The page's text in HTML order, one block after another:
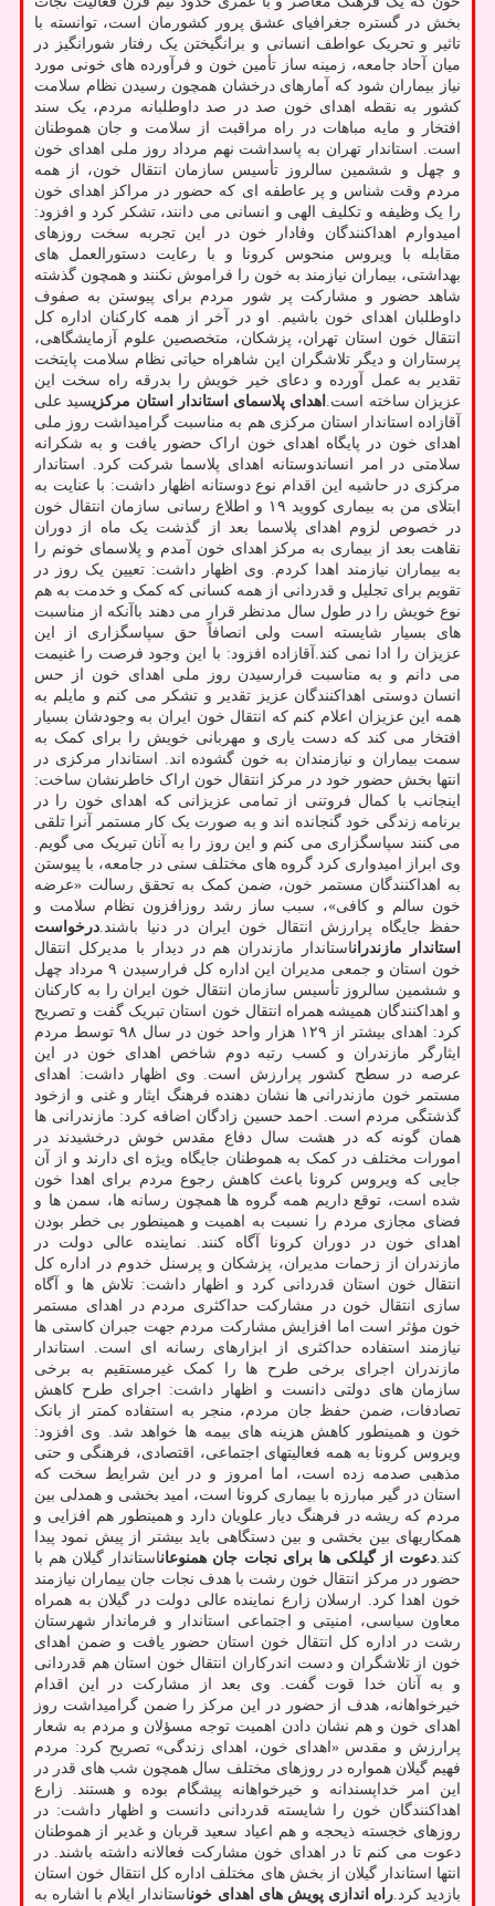
بخش در گستره جغرافیای عشق پرور کشورمان است، توانسته با
تاثیر و تحریک عواطف انسانی و برانگیختن یک رفتار شورانگیز در
میان آحاد جامعه، زمینه ساز تأمین خون و فرآورده های خونی مورد
نیاز بیماران شود که آمارهای درخشان همچون رسیدن نظام سلامت
کشور به نقطه اهدای خون صد در صد داوطلبانه مردم، یک سند
افتخار و مایه مباهات در راه مراقبت از سلامت و جان هموطنان
است. استاندار تهران به پاسداشت نهم مرداد روز ملی اهدای خون
و چهل و ششمین سالروز تأسیس سازمان انتقال خون، از همه
مردم وقت شناس و پر عاطفه ای که حضور در مراکز اهدای خون
را یک وظیفه و تکلیف الهی و انسانی می دانند، تشکر کرد و افزود:
امیدوارم اهداکنندگان وفادار خون در این تجربه سخت روزهای
مقابله با ویروس منحوس کرونا و با رعایت دستورالعمل های
بهداشتی، بیماران نیازمند به خون را فراموش نکنند و همچون گذشته
شاهد حضور و مشارکت پر شور مردم برای پیوستن به صفوف
داوطلبان اهدای خون باشیم. او در آخر از همه کارکنان اداره کل
انتقال خون استان تهران، پزشکان، متخصصین علوم آزمایشگاهی،
پرستاران و دیگر تلاشگران این شاهراه حیاتی نظام سلامت پایتخت
تقدیر به عمل آورده و دعای خیر خویش را بدرقه راه سخت این
عزیزان ساخته است. اهدای پلاسمای استاندار استان مرکزیسید علی
آقازاده استاندار استان مرکزی هم به مناسبت گرامیداشت روز ملی
اهدای خون در پایگاه اهدای خون اراک حضور یافت و به شکرانه
سلامتی در امر انساندوستانه اهدای پلاسما شرکت کرد. استاندار
مرکزی در حاشیه این اقدام نوع دوستانه اظهار داشت: با عنایت به
ابتلای من به بیماری کووید ۱۹ و اطلاع رسانی سازمان انتقال خون
در خصوص لزوم اهدای پلاسما بعد از گذشت یک ماه از دوران
نقاهت بعد از بیماری به مرکز اهدای خون آمدم و پلاسمای خونم را
به بیماران نیازمند اهدا کردم. وی اظهار داشت: تعیین یک روز در
تقویم برای تجلیل و قدردانی از همه کسانی که کمک و خدمت به هم
نوع خویش را در طول سال مدنظر قرار می دهند باآنکه از مناسبت
های بسیار شایسته است ولی انصافاً حق سپاسگزاری از این
عزیزان را ادا نمی کند.آقازاده افزود: با این وجود فرصت را غنیمت
می دانم و به مناسبت فرارسیدن روز ملی اهدای خون از حس
انسان دوستی اهداکنندگان عزیز تقدیر و تشکر می کنم و مایلم به
همه این عزیزان اعلام کنم که انتقال خون ایران به وجودشان بسیار
افتخار می کند که دست یاری و مهربانی خویش را برای کمک به
سمت بیماران و نیازمندان به خون گشوده اند. استاندار مرکزی در
انتها بخش حضور خود در مرکز انتقال خون اراک خاطرنشان ساخت:
اینجانب با کمال فروتنی از تمامی عزیزانی که اهدای خون را در
برنامه زندگی خود گنجانده اند و به صورت یک کار مستمر آنرا تلقی
می کنند سپاسگزاری می کنم و این روز را به آنان تبریک می گویم.
وی ابراز امیدواری کرد گروه های مختلف سنی در جامعه، با پیوستن
به اهداکنندگان مستمر خون، ضمن کمک به تحقق رسالت «عرضه
خون سالم و کافی»، سبب ساز رشد روزافزون نظام سلامت و
حفظ جایگاه پرارزش انتقال خون ایران در دنیا باشند. درخواست
استاندار مازندراناستاندار مازندران هم در دیدار با مدیرکل انتقال
خون استان و جمعی مدیران این اداره کل فرارسیدن ۹ مرداد چهل
و ششمین سالروز تأسیس سازمان انتقال خون ایران را به کارکنان
و اهداکنندگان همیشه همراه انتقال خون استان تبریک گفت و تصریح
کرد: اهدای بیشتر از ۱۲۹ هزار واحد خون در سال ۹۸ توسط مردم
ایثارگر مازندران و کسب رتبه دوم شاخص اهدای خون در این
عرصه در سطح کشور پرارزش است. وی اظهار داشت: اهدای
مستمر خون مازندرانی ها نشان دهنده فرهنگ ایثار و غنی و ازخود
گذشتگی مردم است. احمد حسین زادگان اضافه کرد: مازندرانی ها
همان گونه که در هشت سال دفاع مقدس خوش درخشیدند در
امورات مختلف در کمک به هموطنان جایگاه ویژه ای دارند و از آن
جایی که ویروس کرونا باعث کاهش رجوع مردم برای اهدا خون
شده است، توقع داریم همه گروه ها همچون رسانه ها، سمن ها و
فضای مجازی مردم را نسبت به اهمیت و همینطور بی خطر بودن
اهدای خون در دوران کرونا آگاه کنند. نماینده عالی دولت در
مازندران از زحمات مدیران، پزشکان و پرسنل خدوم در اداره کل
انتقال خون استان قدردانی کرد و اظهار داشت: تلاش ها و آگاه
سازی انتقال خون در مشارکت حداکثری مردم در اهدای مستمر
خون مؤثر است اما افزایش مشارکت مردم جهت جبران کاستی ها
نیازمند استفاده حداکثری از ابزارهای رسانه ای است. استاندار
مازندران اجرای برخی طرح ها را کمک غیرمستقیم به برخی
سازمان های دولتی دانست و اظهار داشت: اجرای طرح کاهش
تصادفات، ضمن حفظ جان مردم، منجر به استفاده کمتر از بانک
خون و همینطور کاهش هزینه های بیمه ها خواهد شد. وی افزود:
ویروس کرونا به همه فعالیتهای اجتماعی، اقتصادی، فرهنگی و حتی
مذهبی صدمه زده است، اما امروز و در این شرایط سخت که
استان در گیر مبارزه با بیماری کرونا است، امید بخشی و همدلی بین
مردم که ریشه در فرهنگ دیار علویان دارد و همینطور هم افزایی و
همکاریهای بین بخشی و بین دستگاهی باید بیشتر از پیش نمود پیدا
کند. دعوت از گیلکی ها برای نجات جان همنوعاناستاندار گیلان هم با
حضور در مرکز انتقال خون رشت با هدف نجات جان بیماران نیازمند
خون اهدا کرد. ارسلان زارع نماینده عالی دولت در گیلان به همراه
معاون سیاسی، امنیتی و اجتماعی استاندار و فرماندار شهرستان
رشت در اداره کل انتقال خون استان حضور یافت و ضمن اهدای
خون از تلاشگران و دست اندرکاران انتقال خون استان هم قدردانی
و به آنان خدا قوت گفت. وی بعد از مشارکت در این اقدام
خیرخواهانه، هدف از حضور در این مرکز را ضمن گرامیداشت روز
اهدای خون و هم نشان دادن اهمیت توجه مسؤلان و مردم به شعار
پرارزش و مقدس «اهدای خون، اهدای زندگی» تصریح کرد: مردم
فهیم گیلان همواره در روزهای مختلف سال همچون شب های قدر در
این امر خداپسندانه و خیرخواهانه پیشگام بوده و هستند. زارع
اهداکنندگان خون را شایسته قدردانی دانست و اظهار داشت: در
روزهای خجسته ذیحجه و هم اعیاد سعید قربان و غدیر از هموطنان
دعوت می کنم تا در اهدای خون مشارکت فعالانه داشته باشند. در
انتها استاندار گیلان از بخش های مختلف اداره کل انتقال خون استان
بازدید کرد.راه اندازی پویش های اهدای خوناستاندار ایلام با اشاره به